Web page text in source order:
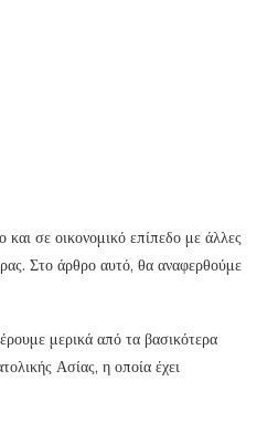
και σε οικονομικό επίπεδο με άλλες
Στο άρθρο αυτό, θα αναφερθούμε
μερικά από τα βασικότερα
Ασίας, η οποία έχει